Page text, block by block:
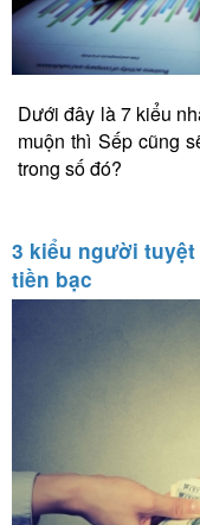
Dưới đây là 7 kiểu
muộn thì Sếp cũng
trong số đó?
3 kiểu người
tiền bạc